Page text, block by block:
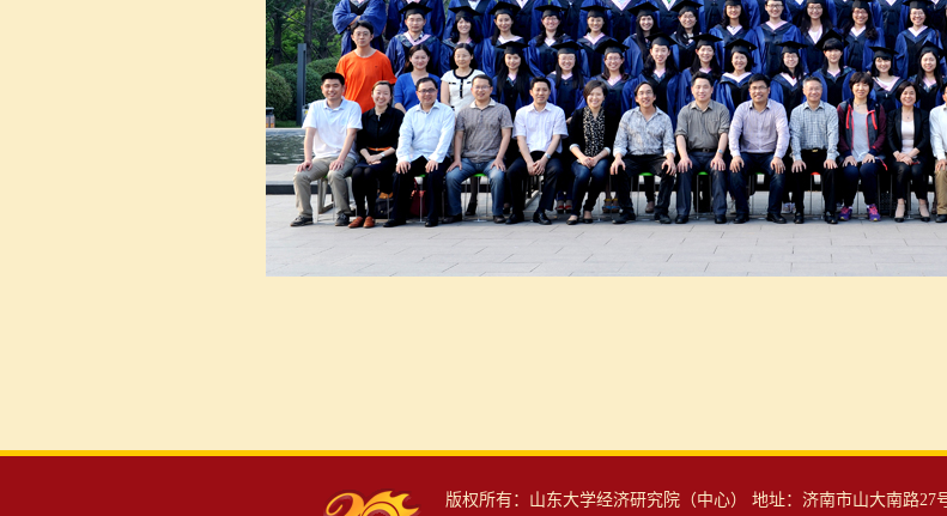
版权所有：山东大学经济研究院（中心） 地址：济南市山大南路27